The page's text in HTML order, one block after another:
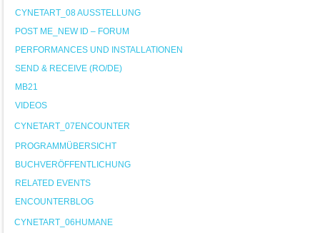
CYNETART_08 AUSSTELLUNG
POST ME_NEW ID – FORUM
PERFORMANCES UND INSTALLATIONEN
SEND & RECEIVE (RO/DE)
MB21
VIDEOS
CYNETART_07ENCOUNTER
PROGRAMMÜBERSICHT
BUCHVERÖFFENTLICHUNG
RELATED EVENTS
ENCOUNTERBLOG
CYNETART_06HUMANE